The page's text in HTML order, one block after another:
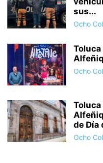
sus...
Ocho
Toluca
Ocho
de Día
Ocho